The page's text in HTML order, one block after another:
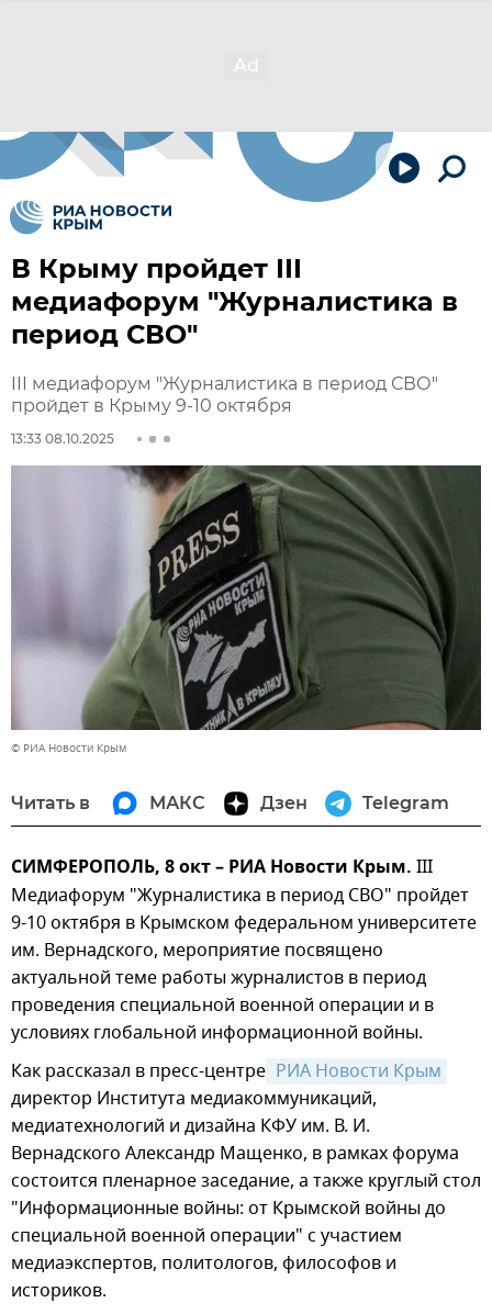
В Крыму пройдет III
медиафорум "Журналистика в
период СВО"
III медиафорум "Журналистика в период СВО"
пройдет в Крыму 9-10 октября
13:33 08.10.2025
© РИА Новости Крым
Читать в МАКС Дзен Telegram
СИМФЕРОПОЛЬ, 8 окт – РИА Новости Крым. III
Медиафорум "Журналистика в период СВО" пройдет
9-10 октября в Крымском федеральном университете
им. Вернадского, мероприятие посвящено
актуальной теме работы журналистов в период
проведения специальной военной операции и в
условиях глобальной информационной войны.
Как рассказал в пресс-центре РИА Новости Крым
директор Института медиакоммуникаций,
медиатехнологий и дизайна КФУ им. В. И.
Вернадского Александр Мащенко, в рамках форума
состоится пленарное заседание, а также круглый стол
"Информационные войны: от Крымской войны до
специальной военной операции" с участием
медиаэкспертов, политологов, философов и
историков.